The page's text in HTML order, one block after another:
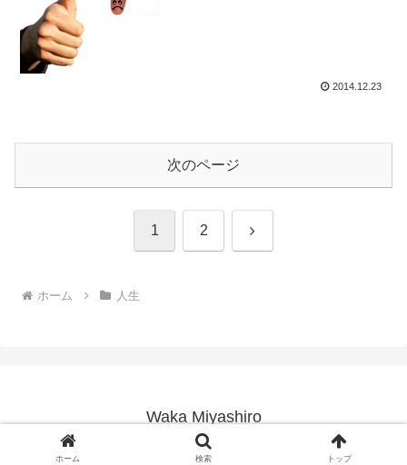
2014.12.23
次のページ
1 2 次
ホーム 人生
Waka Miyashiro
© 2014 Waka Miyashiro.
ホーム 検索 トップ